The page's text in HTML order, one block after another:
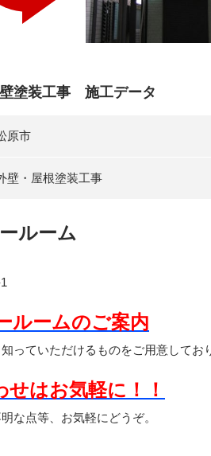
塗装工事 施工データ
原市
壁・屋根塗装工事
ルーム
ルームのご案内
っていただけるものをご用意してお
はお気軽に！！
な点等、お気軽にどうぞ。